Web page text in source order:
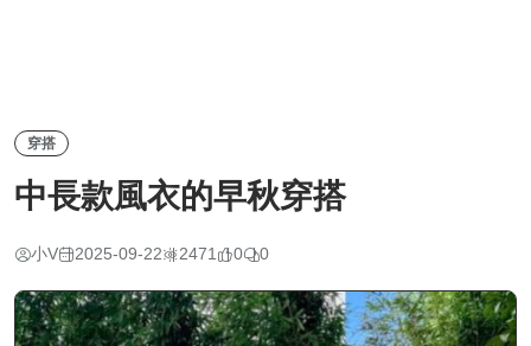
穿搭
中長款風衣的早秋穿搭
小V 2025-09-22 2471 0 0